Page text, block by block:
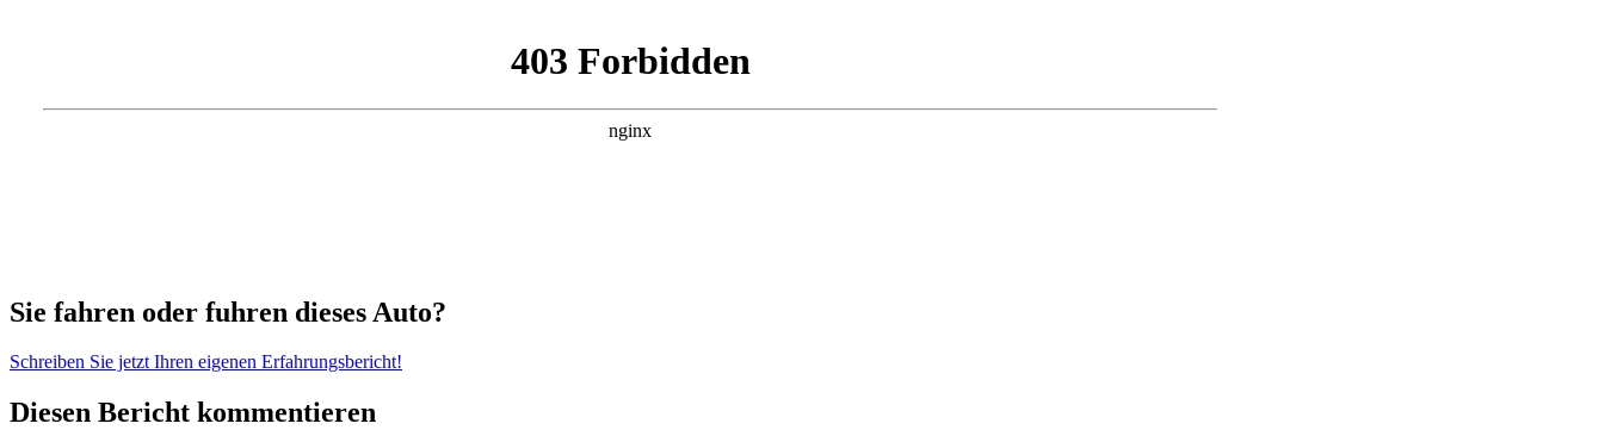
Sie fahren oder fuhren dieses Auto?
Schreiben Sie jetzt Ihren eigenen Erfahrungsbericht!
Diesen Bericht kommentieren